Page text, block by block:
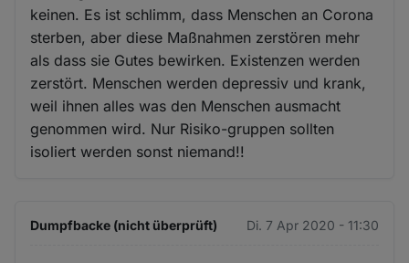
keinen. Es ist schlimm, dass Menschen an Corona
sterben, aber diese Maßnahmen zerstören mehr
als dass sie Gutes bewirken. Existenzen werden
zerstört. Menschen werden depressiv und krank,
weil ihnen alles was den Menschen ausmacht
genommen wird. Nur Risiko-gruppen sollten
isoliert werden sonst niemand!!
Dumpfbacke (nicht überprüft) Di. 7 Apr 2020 - 11:30